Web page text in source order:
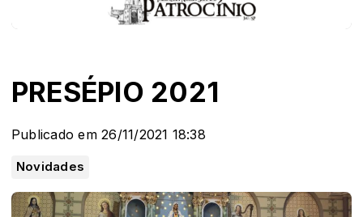
PRESÉPIO 2021
Publicado em 26/11/2021 18:38
Novidades